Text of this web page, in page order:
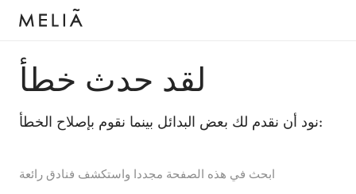
لقد حدث خطأ
نود أن نقدم لك بعض البدائل بينما نقوم بإصلاح الخطأ:
ابحث في هذه الصفحة مجددا واستكشف فنادق رائعة